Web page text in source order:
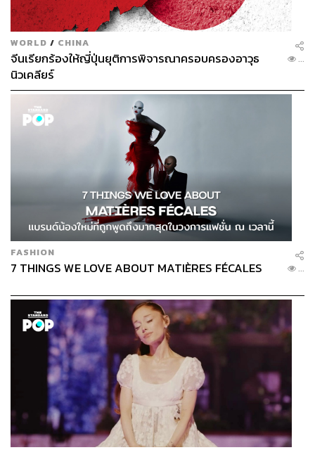
WORLD / CHINA
จีนเรียกร้องให้ญี่ปุ่นยุติการพิจารณาครอบครองอาวุธ
นิวเคลียร์
...
FASHION
7 THINGS WE LOVE ABOUT MATIÈRES FÉCALES ...